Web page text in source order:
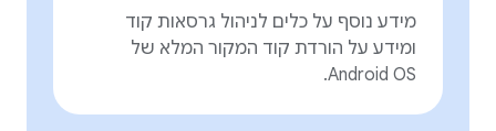
מידע נוסף על כלים לניהול גרסאות קוד
ומידע על הורדת קוד המקור המלא של
Android OS.